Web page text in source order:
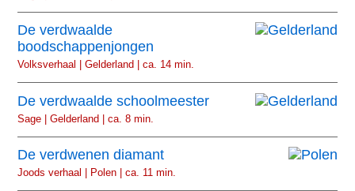
De verdwaalde
boodschappenjongen
Volksverhaal | Gelderland | ca. 14 min.
De verdwaalde schoolmeester
Sage | Gelderland | ca. 8 min.
De verdwenen diamant
Joods verhaal | Polen | ca. 11 min.